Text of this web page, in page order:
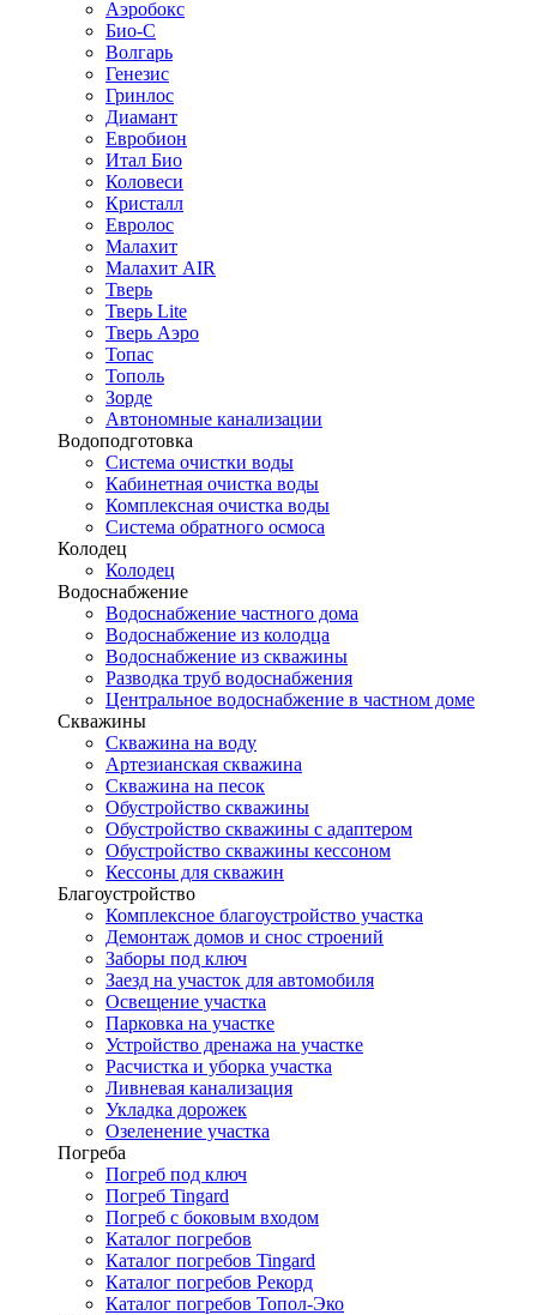
Аэробокс
Био-С
Волгарь
Генезис
Гринлос
Диамант
Евробион
Итал Био
Коловеси
Кристалл
Евролос
Малахит
Малахит AIR
Тверь
Тверь Lite
Тверь Аэро
Топас
Тополь
Зорде
Автономные канализации
Водоподготовка
Система очистки воды
Кабинетная очистка воды
Комплексная очистка воды
Система обратного осмоса
Колодец
Колодец
Водоснабжение
Водоснабжение частного дома
Водоснабжение из колодца
Водоснабжение из скважины
Разводка труб водоснабжения
Центральное водоснабжение в частном доме
Скважины
Скважина на воду
Артезианская скважина
Скважина на песок
Обустройство скважины
Обустройство скважины с адаптером
Обустройство скважины кессоном
Кессоны для скважин
Благоустройство
Комплексное благоустройство участка
Демонтаж домов и снос строений
Заборы под ключ
Заезд на участок для автомобиля
Освещение участка
Парковка на участке
Устройство дренажа на участке
Расчистка и уборка участка
Ливневая канализация
Укладка дорожек
Озеленение участка
Погреба
Погреб под ключ
Погреб Tingard
Погреб с боковым входом
Каталог погребов
Каталог погребов Tingard
Каталог погребов Рекорд
Каталог погребов Топол-Эко